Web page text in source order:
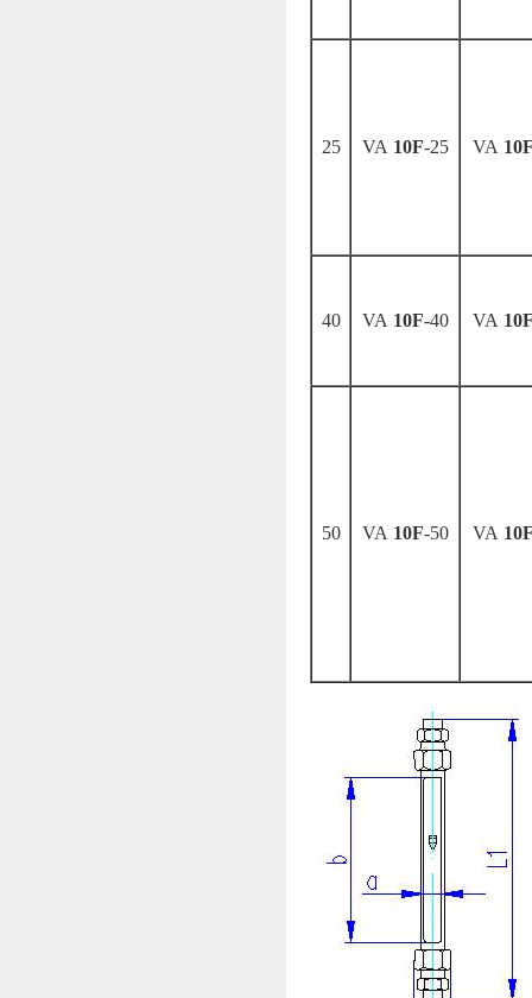
25 VA 10F-25 VA
40 VA 10F-40 VA
50 VA 10F-50 VA